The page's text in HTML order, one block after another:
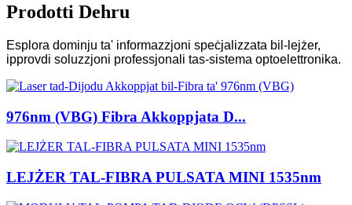
Prodotti Dehru
Esplora dominju ta' informazzjoni speċjalizzata bil-lejżer,
ipprovdi soluzzjoni professjonali tas-sistema optoelettronika.
976nm (VBG) Fibra Akkoppjata D...
LEJŻER TAL-FIBRA PULSATA MINI 1535nm